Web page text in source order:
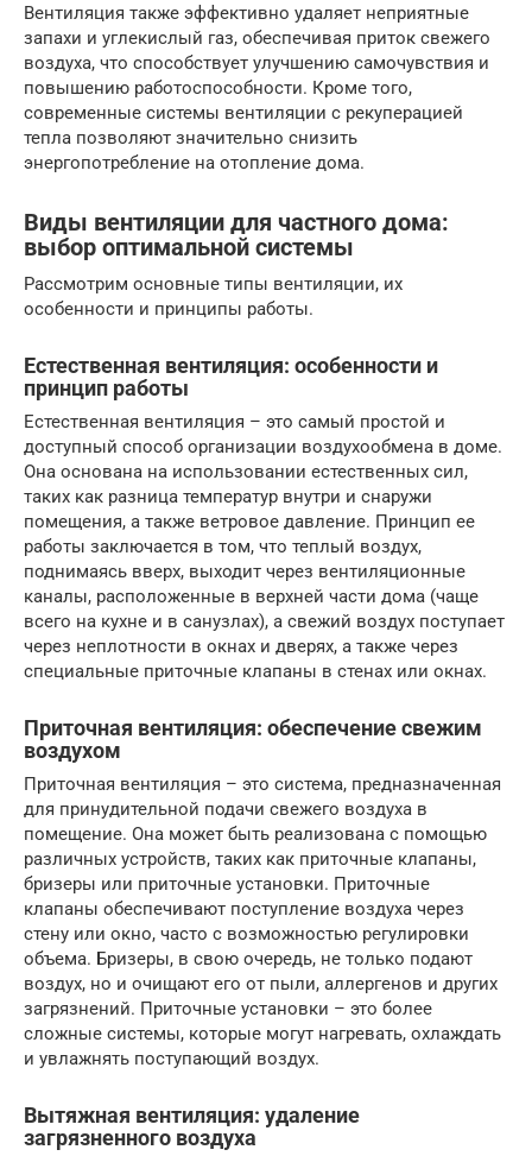
Вентиляция также эффективно удаляет неприятные
запахи и углекислый газ, обеспечивая приток свежего
воздуха, что способствует улучшению самочувствия и
повышению работоспособности. Кроме того,
современные системы вентиляции с рекуперацией
тепла позволяют значительно снизить
энергопотребление на отопление дома.
Виды вентиляции для частного дома:
выбор оптимальной системы
Рассмотрим основные типы вентиляции, их
особенности и принципы работы.
Естественная вентиляция: особенности и
принцип работы
Естественная вентиляция – это самый простой и
доступный способ организации воздухообмена в доме.
Она основана на использовании естественных сил,
таких как разница температур внутри и снаружи
помещения, а также ветровое давление. Принцип ее
работы заключается в том, что теплый воздух,
поднимаясь вверх, выходит через вентиляционные
каналы, расположенные в верхней части дома (чаще
всего на кухне и в санузлах), а свежий воздух поступает
через неплотности в окнах и дверях, а также через
специальные приточные клапаны в стенах или окнах.
Приточная вентиляция: обеспечение свежим
воздухом
Приточная вентиляция – это система, предназначенная
для принудительной подачи свежего воздуха в
помещение. Она может быть реализована с помощью
различных устройств, таких как приточные клапаны,
бризеры или приточные установки. Приточные
клапаны обеспечивают поступление воздуха через
стену или окно, часто с возможностью регулировки
объема. Бризеры, в свою очередь, не только подают
воздух, но и очищают его от пыли, аллергенов и других
загрязнений. Приточные установки – это более
сложные системы, которые могут нагревать, охлаждать
и увлажнять поступающий воздух.
Вытяжная вентиляция: удаление
загрязненного воздуха